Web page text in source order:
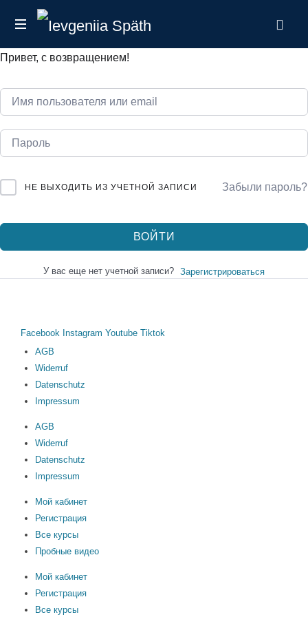
Ievgeniia
Späth
налоговый
Германии
Привет, с возвращением!
НЕ ВЫХОДИТЬ ИЗ УЧЕТНОЙ ЗАПИСИ Забыли пароль?
ВОЙТИ
У вас еще нет учетной записи? Зарегистрироваться
Facebook Instagram Youtube Tiktok
AGB
Widerruf
Datenschutz
Impressum
AGB
Widerruf
Datenschutz
Impressum
Мой кабинет
Регистрация
Все курсы
Пробные видео
Мой кабинет
Регистрация
Все курсы